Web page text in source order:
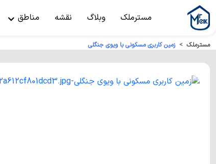
مسترملک وبلاگ نقشه مناطق
مسترملک زمین کاربری مسکونی با ویوی جنگلی